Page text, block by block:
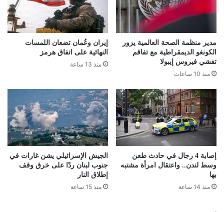
مدير منظمة الصحة العالمية يزور
الكونغو الديمقراطية مع تفاقم
تفشي فيروس إيبولا
منذ 10 ساعات
إيران وعُمان تضعان اللمسات
النهائية على اتفاق هرمز
منذ 13 ساعة
إصابة 4 رجال في حادث طعن
وسط لندن.. واعتقال امرأة مشتبه
بها
منذ 14 ساعة
الجيش الإسرائيلي يشن غارات في
جنوب لبنان ردًا على خرق وقف
إطلاق النار
منذ 15 ساعة